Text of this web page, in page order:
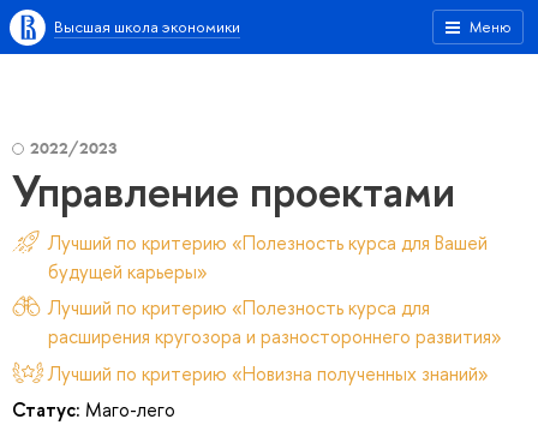
Меню
Высшая школа экономики
2022/2023
Управление проектами
Лучший по критерию «Полезность курса для Вашей
будущей карьеры»
Лучший по критерию «Полезность курса для
расширения кругозора и разностороннего развития»
Лучший по критерию «Новизна полученных знаний»
Статус: Маго-лего